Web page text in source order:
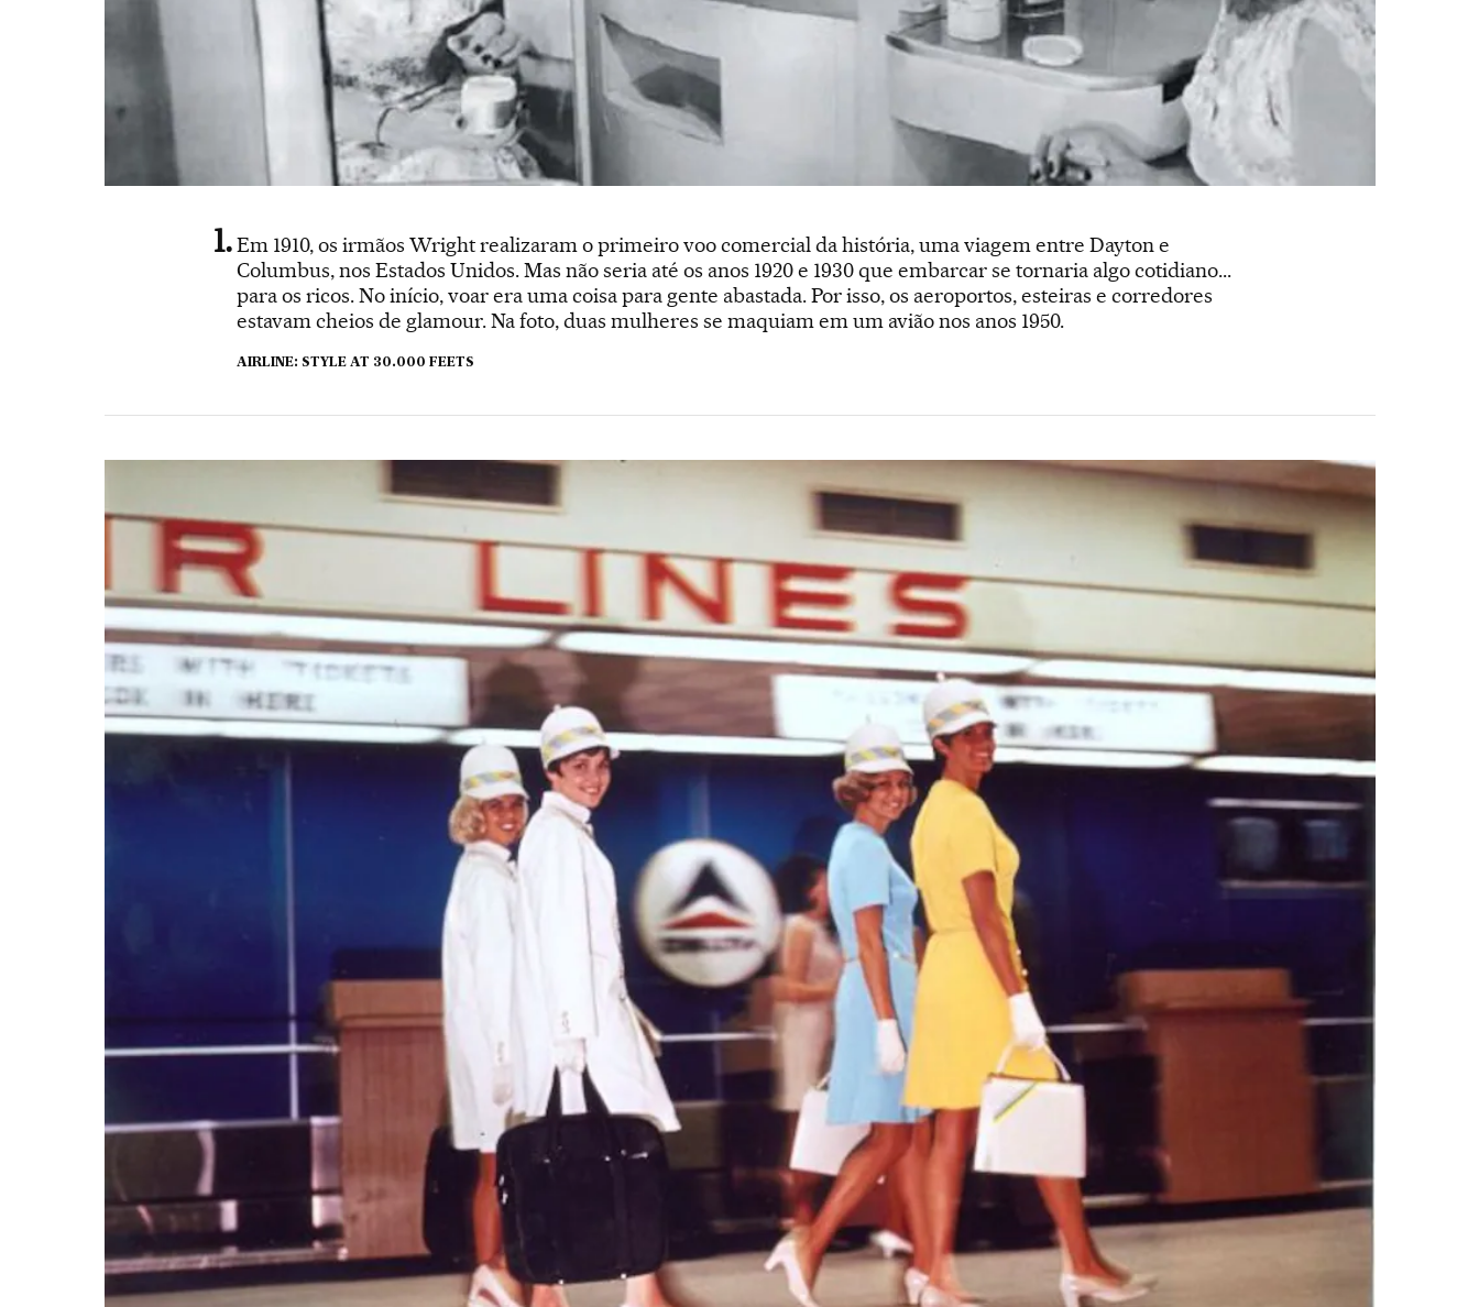
Em 1910, os irmãos Wright realizaram o primeiro voo comercial da história, uma viagem entre Dayton e
Columbus, nos Estados Unidos. Mas não seria até os anos 1920 e 1930 que embarcar se tornaria algo cotidiano...
para os ricos. No início, voar era uma coisa para gente abastada. Por isso, os aeroportos, esteiras e corredores
estavam cheios de glamour. Na foto, duas mulheres se maquiam em um avião nos anos 1950.
AIRLINE: STYLE AT 30.000 FEETS